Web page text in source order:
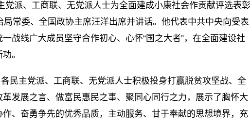
党派、工商联、无党派人士为全面建成小康社会作贡献评选表彰
常委、全国政协主席汪洋出席并讲话。他代表中共中央向受表
战线广大成员坚守合作初心、心怀“国之大者”，在全面建设社
。
民主党派、工商联、无党派人士积极投身打赢脱贫攻坚战、全
发展之言、做富民惠民之事、聚同心同行之力，展示了胸怀大
、奋勇争先的优秀品质，主动服务、甘于奉献的思想境界，充